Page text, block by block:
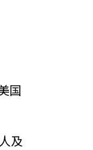
国
及